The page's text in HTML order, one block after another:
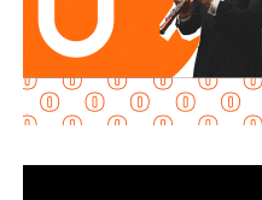
Isabel Navarrete Pérez